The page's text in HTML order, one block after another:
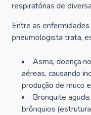
respiratórias de
Entre as
pneumologista trata,
Asma, doença
aéreas, causando
produção de muco
Bronquite
brônquios